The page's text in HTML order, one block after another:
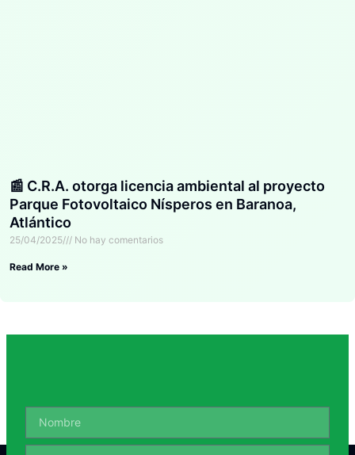
📰 C.R.A. otorga licencia ambiental al proyecto
Parque Fotovoltaico Nísperos en Baranoa,
Atlántico
25/04/2025 No hay comentarios
Read More »